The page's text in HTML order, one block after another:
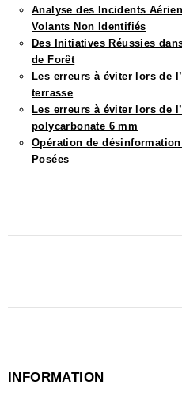
Analyse des Incidents
Volants Non Identifiés
Des Initiatives Réussies
de Forêt
Les erreurs à éviter lors de
terrasse
Les erreurs à éviter lors de
polycarbonate 6 mm
Opération de
Posées
INFORMATION